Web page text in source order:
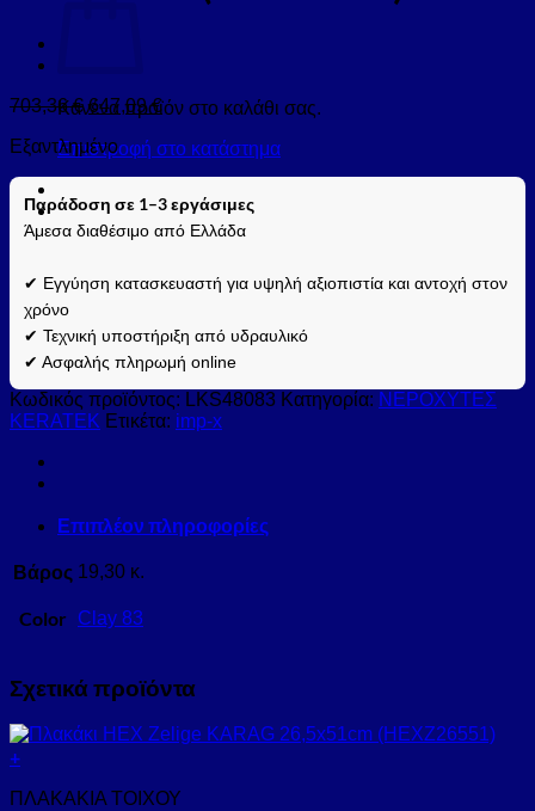
Κανένα προϊόν στο καλάθι σας.
Επιστροφή στο κατάστημα
703,36€ 647,09€
Εξαντλημένο
Παράδοση σε 1–3 εργάσιμες
Άμεσα διαθέσιμο από Ελλάδα
✔ Εγγύηση κατασκευαστή για υψηλή αξιοπιστία και αντοχή στον
χρόνο
✔ Τεχνική υποστήριξη από υδραυλικό
✔ Ασφαλής πληρωμή online
Κωδικός προϊόντος: LKS48083 Κατηγορία: ΝΕΡΟΧΥΤΕΣ
KERATEK Ετικέτα: imp-x
Επιπλέον πληροφορίες
Βάρος 19,30 κ.
Color Clay 83
Σχετικά προϊόντα
+
ΠΛΑΚΑΚΙΑ ΤΟΙΧΟΥ